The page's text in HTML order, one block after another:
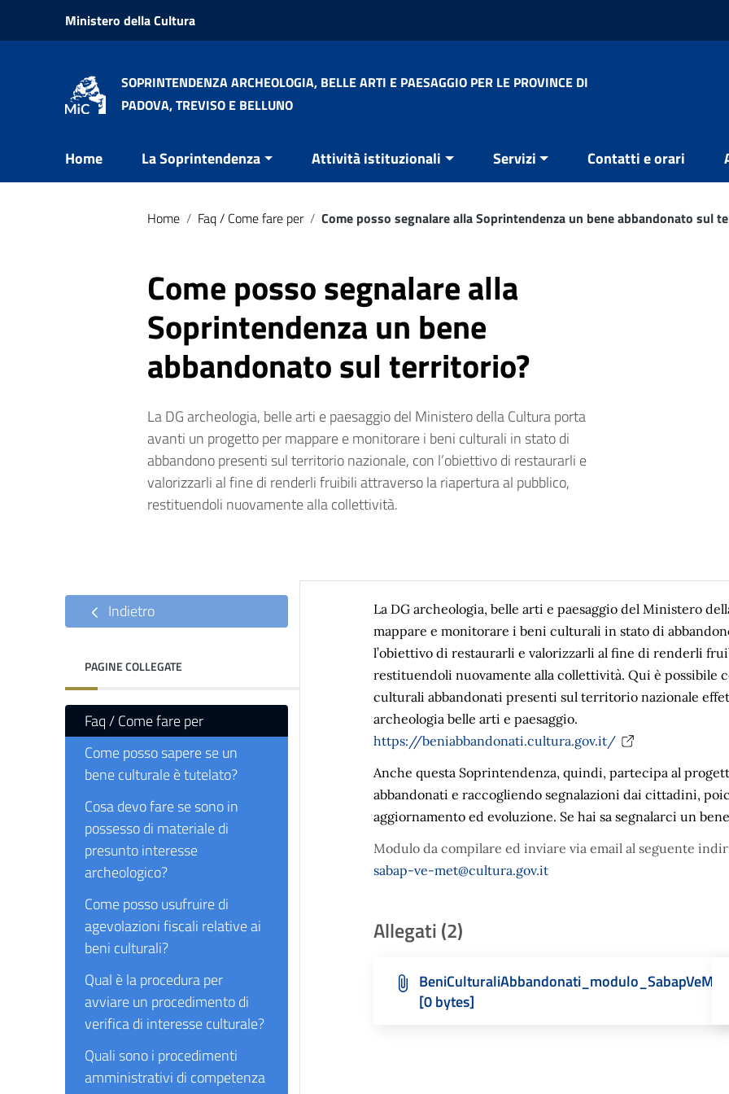
Vai ai contenuti
Vai al menu di navigazione
Ministero della Cultura
SOPRINTENDENZA ARCHEOLOGIA, BELLE ARTI E PAESAGGIO PER LE PROVINCE DI
PADOVA, TREVISO E BELLUNO
Home La Soprintendenza Attività istituzionali Servizi Contatti e orari
Home / Faq / Come fare per / Come posso segnalare alla Soprintendenza un bene abbandonato sul
Come posso segnalare alla
Soprintendenza un bene
abbandonato sul territorio?
La DG archeologia, belle arti e paesaggio del Ministero della Cultura porta
avanti un progetto per mappare e monitorare i beni culturali in stato di
abbandono presenti sul territorio nazionale, con l’obiettivo di restaurarli e
valorizzarli al fine di renderli fruibili attraverso la riapertura al pubblico,
restituendoli nuovamente alla collettività.
Indietro
PAGINE COLLEGATE
Faq / Come fare per
Come posso sapere se un
bene culturale è tutelato?
Cosa devo fare se sono in
possesso di materiale di
presunto interesse
archeologico?
Come posso usufruire di
agevolazioni fiscali relative ai
beni culturali?
Qual è la procedura per
avviare un procedimento di
verifica di interesse culturale?
Quali sono i procedimenti
amministrativi di competenza
La DG archeologia, belle arti e paesaggio del Ministero
mappare e monitorare i beni culturali in stato di
l’obiettivo di restaurarli e valorizzarli al fine di renderli
restituendoli nuovamente alla collettività. Qui è possibile
culturali abbandonati presenti sul territorio nazionale
archeologia belle arti e paesaggio.
https://beniabbandonati.cultura.gov.it/
Anche questa Soprintendenza, quindi, partecipa al
abbandonati e raccogliendo segnalazioni dai cittadini,
aggiornamento ed evoluzione. Se hai sa segnalarci un
Modulo da compilare ed inviare via email al seguente
sabap-ve-met@cultura.gov.it
Allegati (2)
BeniCulturaliAbbandonati_modulo_SabapVeMet
[0 bytes]